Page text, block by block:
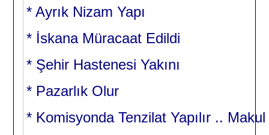
* Ayrık Nizam Yapı
* İskana Müracaat Edildi
* Şehir Hastenesi Yakını
* Pazarlık Olur
* Komisyonda Tenzilat Yapılır ..